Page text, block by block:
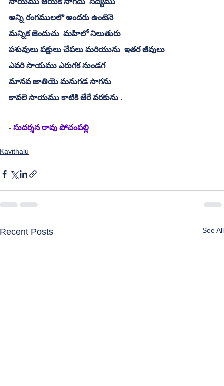
సాయము జేయక సాగదు  సేద్యము
అన్ని రంగములలొ అందరు ఉంటెనె
మన్నిక జెందుచు  మహిలో నిలుతురు
పశువులు పక్షులు చేపలు మరియును  ఇతర జీవులు
ఎవరి సాయము ఎరుగక నుండగ
మానవ జాతియె మనుగడ సాగను
కావలె సాయము కాటికి జేరే వరకును .
- సుదర్శన రావు పోచంపల్లి
Kavithalu
Recent Posts See All